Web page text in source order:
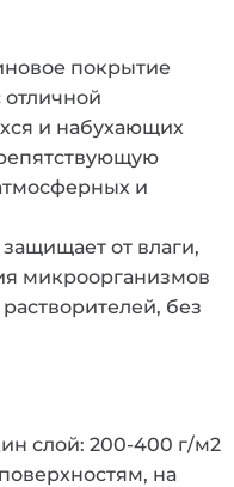
покрытие
и набухающих
и
от влаги,
микроорганизмов
без
слой: 200-400 г/м2
на